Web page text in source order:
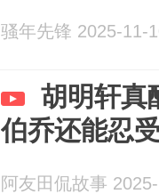
骚年先锋 2025-11-
胡明轩真
伯乔还能忍
阿友田侃故事